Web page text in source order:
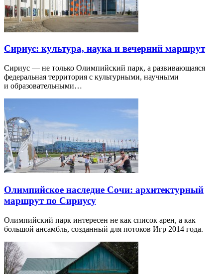
Сириус: культура, наука и вечерний маршрут
Сириус — не только Олимпийский парк, а развивающаяся
федеральная территория с культурными, научными
и образовательными…
Олимпийское наследие Сочи: архитектурный
маршрут по Сириусу
Олимпийский парк интересен не как список арен, а как
большой ансамбль, созданный для потоков Игр 2014 года.